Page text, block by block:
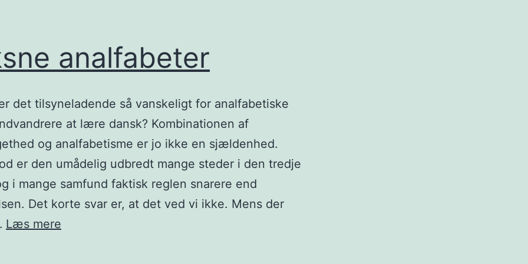
analfabeter
det tilsyneladende så vanskeligt for analfabetiske
at lære dansk? Kombinationen af
og analfabetisme er jo ikke en sjældenhed.
er den umådelig udbredt mange steder i den tredje
i mange samfund faktisk reglen snarere end
Det korte svar er, at det ved vi ikke. Mens der
Læs mere